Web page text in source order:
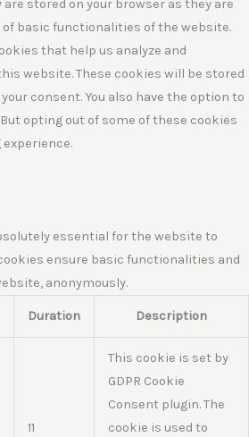
stored on your browser as they are
basic functionalities of the website.
that help us analyze and
website. These cookies will be stored
consent. You also have the option to
opting out of some of these cookies
essential for the website to
ensure basic functionalities and
anonymously.
Duration Description
11
This cookie is set by
GDPR Cookie
Consent plugin. The
cookie is used to